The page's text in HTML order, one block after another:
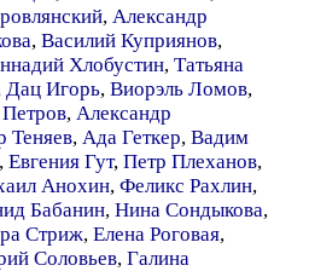
, Александр
, Василий Куприянов,
Хлобустин, Татьяна
Дац Игорь, Виорэль Ломов,
, Александр
Теняев, Ада Геткер, Вадим
, Евгения Гут, Петр Плеханов,
Анохин, Феликс Рахлин,
Бабанин, Нина Сондыкова,
Стриж, Елена Роговая,
Соловьев, Галина